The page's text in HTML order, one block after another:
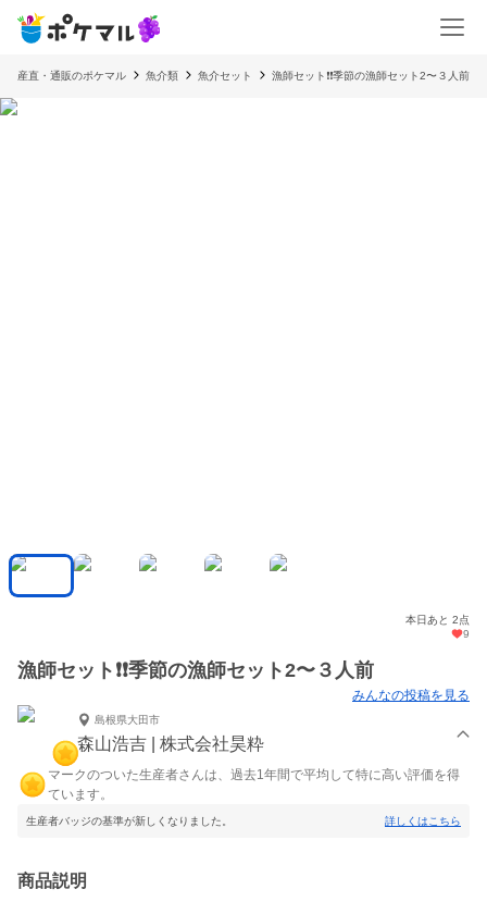
産直・通販のポケマル 魚介類 魚介セット 漁師セット❗️❗️季節の漁師セット2〜３人前
本日あと 2点
9
漁師セット❗️❗️季節の漁師セット2〜３人前
みんなの投稿を見る
島根県大田市
森山浩吉 | 株式会社昊粋
マークのついた生産者さんは、過去1年間で平均して特に高い評価を得
ています。
生産者バッジの基準が新しくなりました。 詳しくはこちら
商品説明